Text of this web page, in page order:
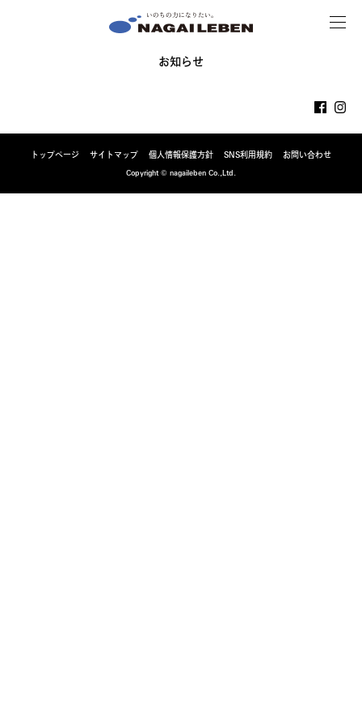
MENU
お知らせ
トップページ サイトマップ 個人情報保護方針 SNS利用規約
お問い合わせ
Copyright © nagaileben Co.,Ltd.